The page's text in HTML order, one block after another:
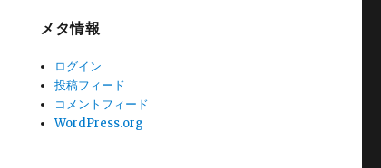
メタ情報
ログイン
投稿フィード
コメントフィード
WordPress.org